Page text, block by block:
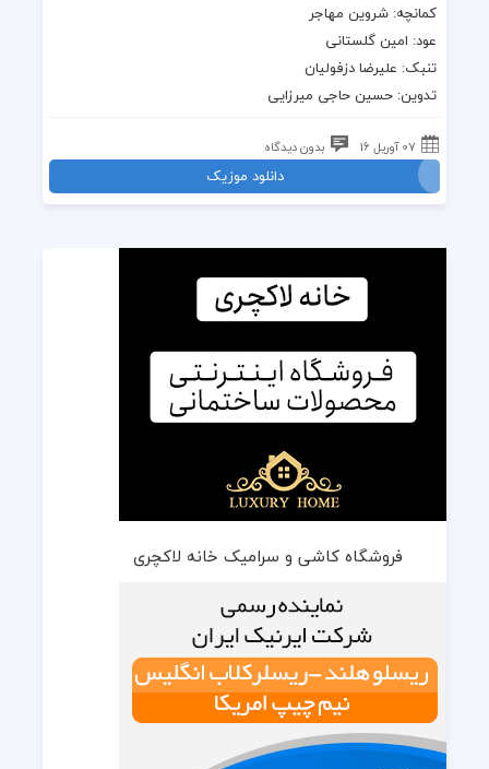
کمانچه: شروین مهاجر
عود: امین گلستانی
تنبک: علیرضا دزفولیان
تدوین: حسین حاجی میرزایی
07 آوریل 16 بدون دیدگاه
دانلود موزیک
فروشگاه کاشی و سرامیک خانه لاکچری